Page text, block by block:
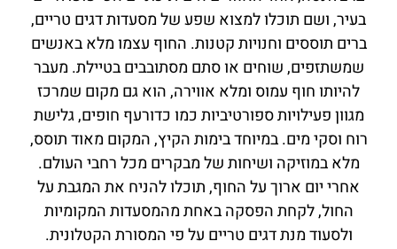
בעיר, ושם תוכלו למצוא שפע של מסעדות דגים טריים,
ברים תוססים וחנויות קטנות. החוף עצמו מלא באנשים
שמשתזפים, שוחים או סתם מסתובבים בטיילת. מעבר
להיותו חוף עמוס ומלא אווירה, הוא גם מקום שמרכז
מגוון פעילויות ספורטיביות כמו כדורעף חופים, גלישת
רוח וסקי מים. במיוחד בימות הקיץ, המקום מאוד תוסס,
מלא במוזיקה ושיחות של מבקרים מכל רחבי העולם.
אחרי יום ארוך על החוף, תוכלו להניח את המגבת על
החול, לקחת הפסקה באחת מהמסעדות המקומיות
ולסעוד מנת דגים טריים על פי המסורת הקטלונית.